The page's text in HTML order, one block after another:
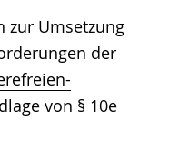
zur Umsetzung
der
von § 10e